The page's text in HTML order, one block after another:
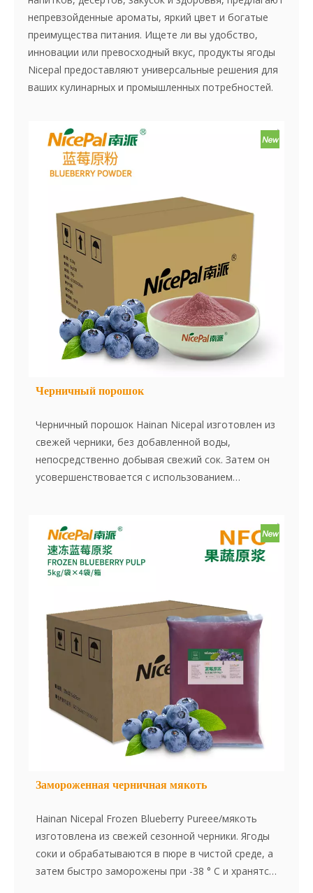
непревзойденные ароматы, яркий цвет и богатые
преимущества питания. Ищете ли вы удобство,
инновации или превосходный вкус, продукты ягоды
Nicepal предоставляют универсальные решения для
ваших кулинарных и промышленных потребностей.
Черничный порошок
Черничный порошок Hainan Nicepal изготовлен из
свежей черники, без добавленной воды,
непосредственно добывая свежий сок. Затем он
усовершенствовается с использованием
Порошок растворяется мгновенно, удобен в
использовании и является отличным пищевым
ингредиентом. Нет добавок, нет сущности,
Замороженная черничная мякоть
Hainan Nicepal Frozen Blueberry Pureee/мякоть
изготовлена из свежей сезонной черники. Ягоды
соки и обрабатываются в пюре в чистой среде, а
затем быстро заморожены при -38 ° C и хранятся